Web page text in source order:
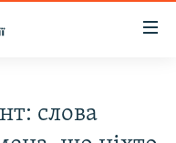
слова